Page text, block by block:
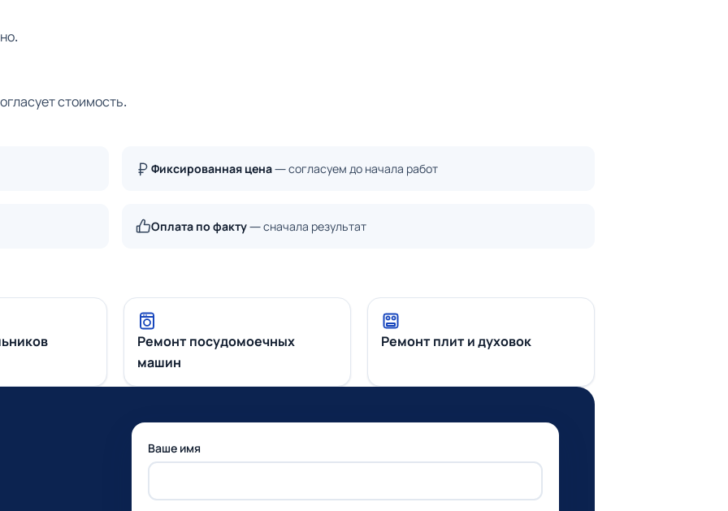
стоимость.
Фиксированная цена— согласуем до начала работ
Оплата по факту— сначала результат
Ремонт посудомоечных
машин
Ремонт плит и духовок
Ваше имя